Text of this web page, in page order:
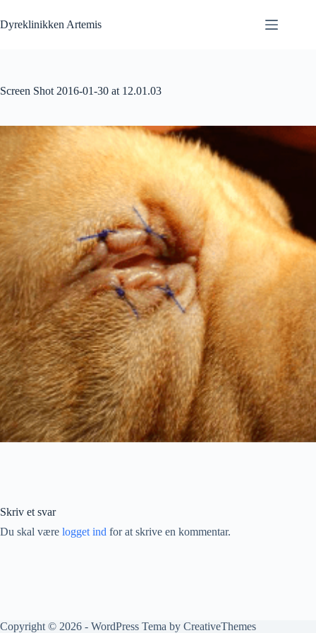
til
indhold
Dyreklinikken Artemis
Screen Shot 2016-01-30 at 12.01.03
Skriv et svar
Du skal være logget ind for at skrive en kommentar.
Copyright © 2026 - WordPress Tema by CreativeThemes